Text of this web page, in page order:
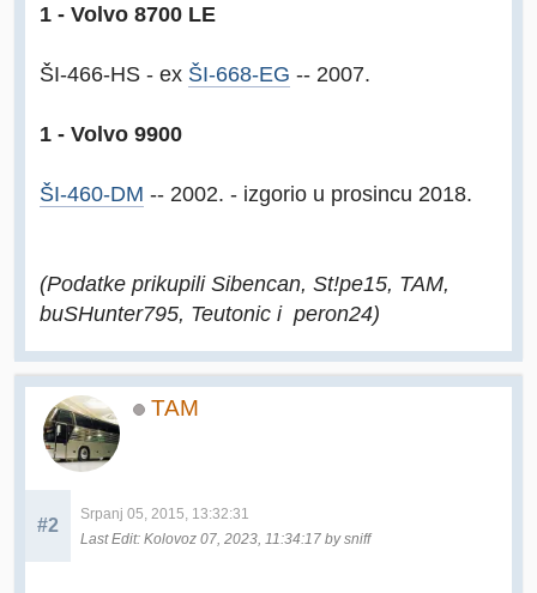
1 - Volvo 8700 LE
ŠI-466-HS - ex ŠI-668-EG -- 2007.
1 - Volvo 9900
ŠI-460-DM -- 2002. - izgorio u prosincu 2018.
(Podatke prikupili Sibencan, St!pe15, TAM,
buSHunter795, Teutonic i peron24)
TAM
#2
Srpanj 05, 2015, 13:32:31
Last Edit: Kolovoz 07, 2023, 11:34:17 by sniff